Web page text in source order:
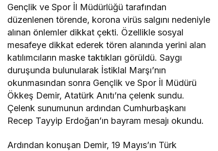
Gençlik ve Spor İl Müdürlüğü tarafından
düzenlenen törende, korona virüs salgını nedeniyle
alınan önlemler dikkat çekti. Özellikle sosyal
mesafeye dikkat ederek tören alanında yerini alan
katılımcıların maske taktıkları görüldü. Saygı
duruşunda bulunularak İstiklal Marşı’nın
okunmasından sonra Gençlik ve Spor İl Müdürü
Ökkeş Demir, Atatürk Anıtı’na çelenk sundu.
Çelenk sunumunun ardından Cumhurbaşkanı
Recep Tayyip Erdoğan’ın bayram mesajı okundu.
Ardından konuşan Demir, 19 Mayıs’ın Türk